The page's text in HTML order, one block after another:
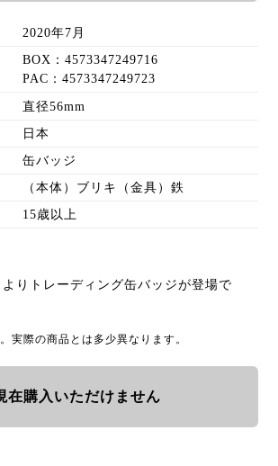
2020年7月
BOX：4573347249716
PAC：4573347249723
直径56mm
日本
缶バッジ
（本体）ブリキ（金具）鉄
15歳以上
よりトレーディング缶バッジが登場で
実際の商品とは多少異なります。
在購入いただけません